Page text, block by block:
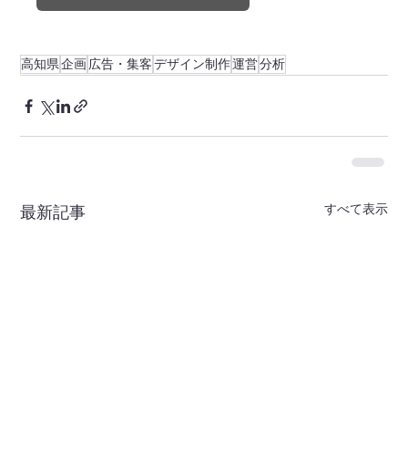
高知県 企画広告・集客 デザイン制作運営分析
最新記事 すべて表示